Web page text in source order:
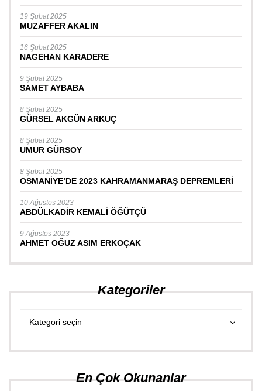
19 Şubat 2025
MUZAFFER AKALIN
16 Şubat 2025
NAGEHAN KARADERE
9 Şubat 2025
SAMET AYBABA
8 Şubat 2025
GÜRSEL AKGÜN ARKUÇ
8 Şubat 2025
UMUR GÜRSOY
8 Şubat 2025
OSMANİYE’DE 2023 KAHRAMANMARAŞ DEPREMLERİ
10 Ağustos 2023
ABDÜLKADİR KEMALİ ÖĞÜTÇÜ
9 Ağustos 2023
AHMET OĞUZ ASIM ERKOÇAK
Kategoriler
Kategori seçin
En Çok Okunanlar